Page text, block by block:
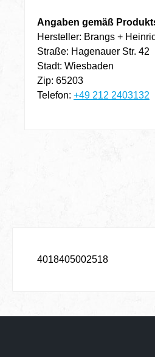
Angaben gemäß
Hersteller: Brangs +
Straße: Hagenauer Str. 42
Stadt: Wiesbaden
Zip: 65203
Telefon: +49 212 2403132
4018405002518